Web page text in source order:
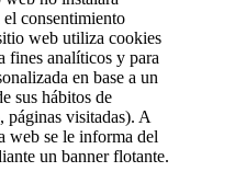
consentimiento
web utiliza cookies
fines analíticos y para
en base a un
sus hábitos de
páginas visitadas). A
web se le informa del
un banner flotante.